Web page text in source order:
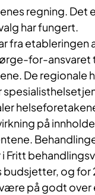
regning. Det
har fungert.
fra etableringen
for-ansvaret
De regionale
på
Fritt
budsjetter, og for
på godt over